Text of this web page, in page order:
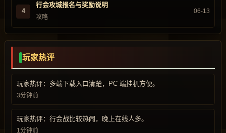
4
行会攻城报名与奖励说明
攻略
06-13
玩家热评
玩家热评：多端下载入口清楚，PC 端挂机方便。
3分钟前
玩家热评：行会战比较热闹，晚上在线人多。
1分钟前